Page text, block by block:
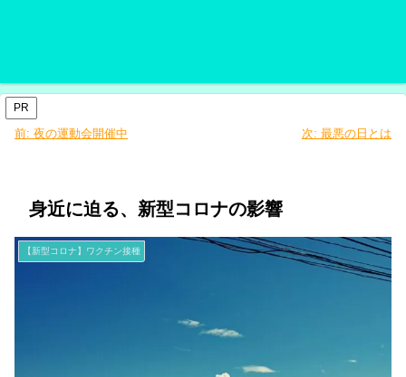
PR
前: 夜の運動会開催中 次: 最悪の日とは
身近に迫る、新型コロナの影響
【新型コロナ】ワクチン接種